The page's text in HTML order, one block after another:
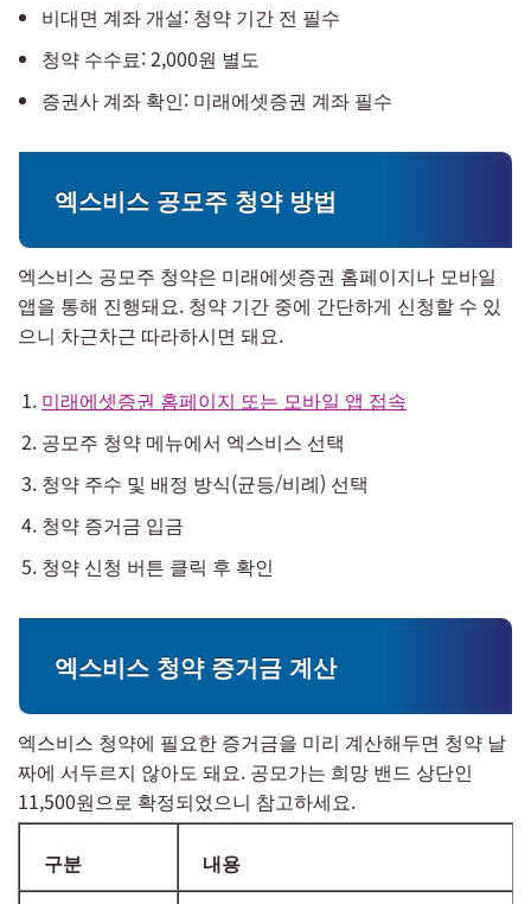
비대면 계좌 개설: 청약 기간 전 필수
청약 수수료: 2,000원 별도
증권사 계좌 확인: 미래에셋증권 계좌 필수
엑스비스 공모주 청약 방법
엑스비스 공모주 청약은 미래에셋증권 홈페이지나 모바일
앱을 통해 진행돼요. 청약 기간 중에 간단하게 신청할 수 있
으니 차근차근 따라하시면 돼요.
미래에셋증권 홈페이지 또는 모바일 앱 접속
공모주 청약 메뉴에서 엑스비스 선택
청약 주수 및 배정 방식(균등/비례) 선택
청약 증거금 입금
청약 신청 버튼 클릭 후 확인
엑스비스 청약 증거금 계산
엑스비스 청약에 필요한 증거금을 미리 계산해두면 청약 날
짜에 서두르지 않아도 돼요. 공모가는 희망 밴드 상단인
11,500원으로 확정되었으니 참고하세요.
구분 내용